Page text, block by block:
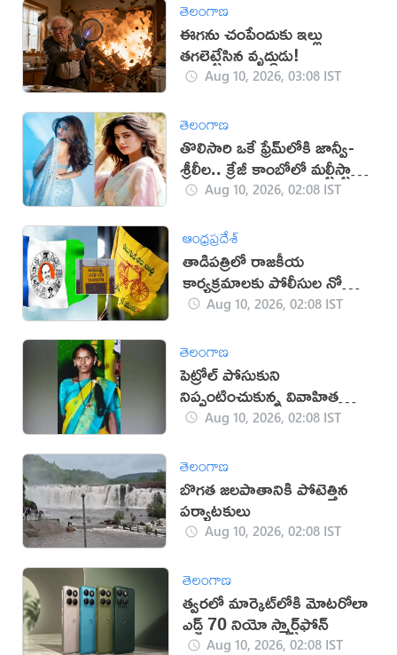
తెలంగాణ
ఈగను చంపేందుకు ఇల్లు
తగలెట్టేసిన వృద్ధుడు!
Aug 10, 2026, 03:08 IST
తెలంగాణ
తొలిసారి ఒకే ఫ్రేమ్‌లోకి జాన్వీ-
శ్రీలీల.. క్రేజీ కాంబోలో మల్టీస్టారర్
సినిమా?
Aug 10, 2026, 02:08 IST
ఆంధ్రప్రదేశ్
తాడిపత్రిలో రాజకీయ
కార్యక్రమాలకు పోలీసుల నో
ఎంట్రీAug 10, 2026, 02:08 IST
తెలంగాణ
పెట్రోల్ పోసుకుని
నిప్పంటించుకున్న వివాహిత
మృతిAug 10, 2026, 02:08 IST
తెలంగాణ
బొగత జలపాతానికి పోటెత్తిన
పర్యాటకులు
Aug 10, 2026, 02:08 IST
తెలంగాణ
త్వరలో మార్కెట్‌లోకి మోటరోలా
ఎడ్జ్ 70 నియో స్మార్ట్‌ఫోన్
Aug 10, 2026, 02:08 IST